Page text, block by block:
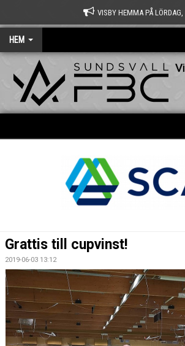
VISBY HEMMA PÅ LÖRDAG,
HEM
KALENDER
MATCHER
INTRESSEANMÄLAN
Grattis till cupvinst!
2019-06-03 13:12